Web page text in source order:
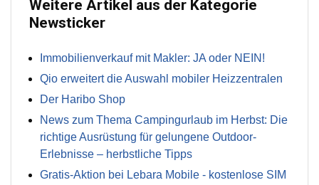
Weitere Artikel aus der Kategorie
Newsticker
Immobilienverkauf mit Makler: JA oder NEIN!
Qio erweitert die Auswahl mobiler Heizzentralen
Der Haribo Shop
News zum Thema Campingurlaub im Herbst: Die
richtige Ausrüstung für gelungene Outdoor-
Erlebnisse – herbstliche Tipps
Gratis-Aktion bei Lebara Mobile - kostenlose SIM